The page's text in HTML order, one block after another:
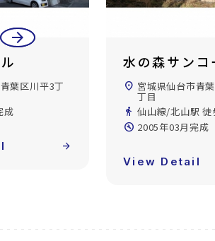
arrow_back
arrow_forward
葉区川平3丁
成
arrow_forward
水の森サン
location_on 宮城県仙台市青
丁目
directions_walk 仙山線/北山駅 徒
build_circle 2005年03月完成
View Detail